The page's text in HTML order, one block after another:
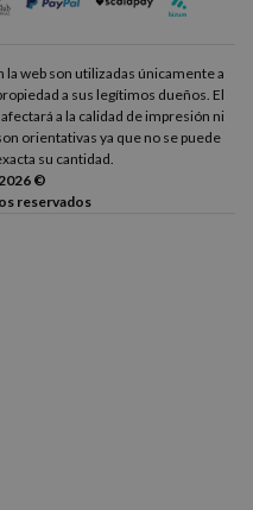
la web son utilizadas únicamente a
a sus legítimos dueños. El
a la calidad de impresión ni
orientativas ya que no se puede
su cantidad.
©
reservados